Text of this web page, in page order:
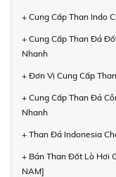
+ Cung Cấp Than Indo
+ Cung Cấp Than Đá
Nhanh
+ Đơn Vị Cung Cấp
+ Cung Cấp Than Đá
Nhanh
+ Than Đá Indonesia
+ Bán Than Đốt Lò Hơi
NAM]